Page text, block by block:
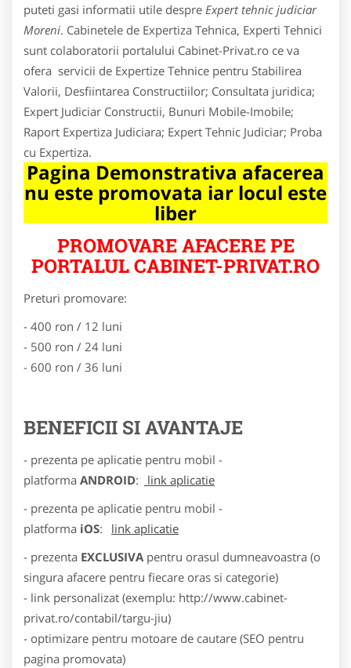
puteti gasi informatii utile despre Expert tehnic judiciar
Moreni. Cabinetele de Expertiza Tehnica, Experti Tehnici
sunt colaboratorii portalului Cabinet-Privat.ro ce va
ofera servicii de Expertize Tehnice pentru Stabilirea
Valorii, Desfiintarea Constructiilor; Consultata juridica;
Expert Judiciar Constructii, Bunuri Mobile-Imobile;
Raport Expertiza Judiciara; Expert Tehnic Judiciar; Proba
cu Expertiza.
Pagina Demonstrativa afacerea
nu este promovata iar locul este
liber
PROMOVARE AFACERE PE
PORTALUL CABINET-PRIVAT.RO
Preturi promovare:
- 400 ron / 12 luni
- 500 ron / 24 luni
- 600 ron / 36 luni
BENEFICII SI AVANTAJE
- prezenta pe aplicatie pentru mobil -
platforma ANDROID:
link aplicatie
- prezenta pe aplicatie pentru mobil -
platforma iOS:
link aplicatie
- prezenta EXCLUSIVA pentru orasul dumneavoastra (o
singura afacere pentru fiecare oras si categorie)
- link personalizat (exemplu: http://www.cabinet-
privat.ro/contabil/targu-jiu)
- optimizare pentru motoare de cautare (SEO pentru
pagina promovata)